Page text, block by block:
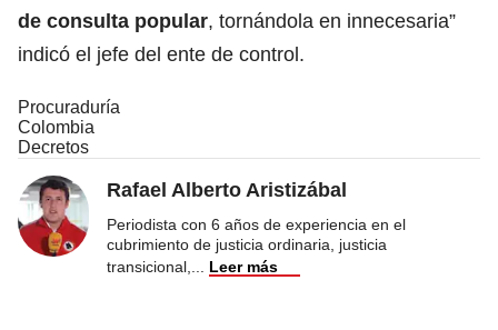
de consulta popular, tornándola en innecesaria”
indicó el jefe del ente de control.
Procuraduría
Colombia
Decretos
Rafael Alberto Aristizábal
Periodista con 6 años de experiencia en el
cubrimiento de justicia ordinaria, justicia
transicional,
Leer más